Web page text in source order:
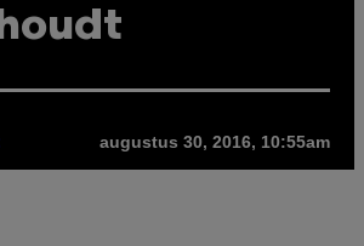
augustus 30, 2016, 10:55am